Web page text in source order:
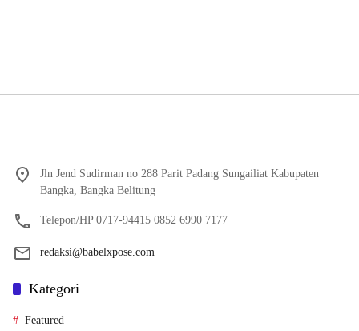
Jln Jend Sudirman no 288 Parit Padang Sungailiat Kabupaten
Bangka, Bangka Belitung
Telepon/HP 0717-94415 0852 6990 7177
redaksi@babelxpose.com
Kategori
Featured